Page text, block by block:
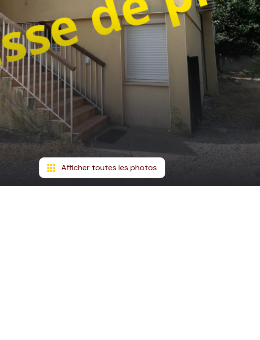
Afficher toutes les photos